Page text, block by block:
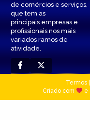
de comércios e serviços,
que tem as
principais empresas e
profissionais nos mais
variados ramos de
atividade.
Termos|
Criado com
e